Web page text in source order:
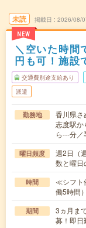
未読
NEW
掲載日 2026/08/
＼空いた時間
円も可！施設
交通費別途支給あり
派遣
勤務地
香川県さ
志度駅か
ら---分
曜日頻度
週2日（
数と曜日
時間
≪シフト
働5時間
期間
3ヵ月ま
募！即日